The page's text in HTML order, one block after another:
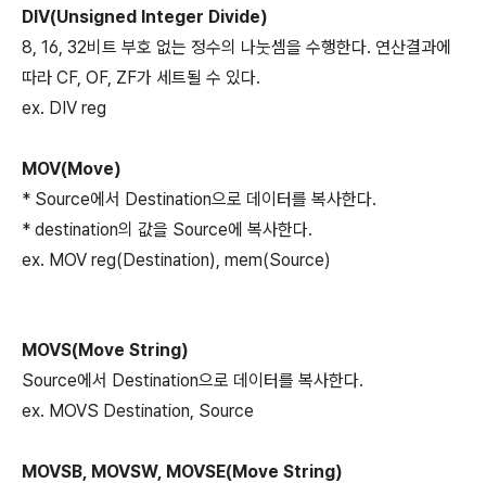
DIV(Unsigned Integer Divide)
8, 16, 32비트 부호 없는 정수의 나눗셈을 수행한다. 연산결과에
따라 CF, OF, ZF가 세트될 수 있다.
ex. DIV reg
MOV(Move)
* Source에서 Destination으로 데이터를 복사한다.
* destination의 값을 Source에 복사한다.
ex. MOV reg(Destination), mem(Source)
MOVS(Move String)
Source에서 Destination으로 데이터를 복사한다.
ex. MOVS Destination, Source
MOVSB, MOVSW, MOVSE(Move String)